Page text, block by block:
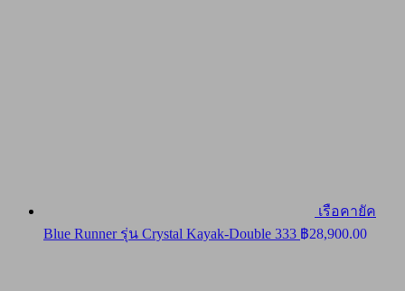
เรือคายัค
Blue Runner รุ่น Crystal Kayak-Double 333 ฿28,900.00